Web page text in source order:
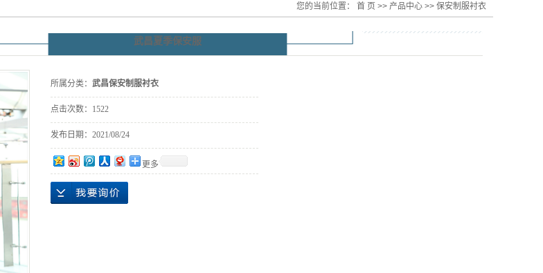
您的当前位置： 首 页 >> 产品中心 >> 保安制服衬衣
武昌夏季保安服
所属分类： 武昌保安制服衬衣
点击次数： 1522
发布日期： 2021/08/24
更多